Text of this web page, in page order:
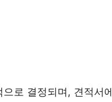
로 결정되며, 견적